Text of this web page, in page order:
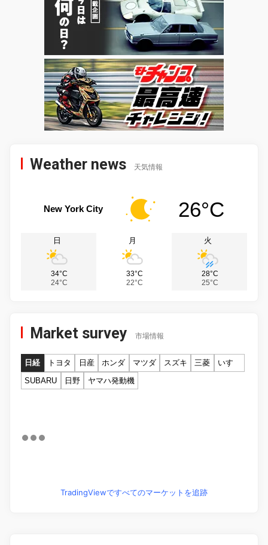
Weather news 天気情報
New York City 26°C
日
34°C
24°C
月
33°C
22°C
火
28°C
25°C
Market survey 市場情報
日経 トヨタ 日産 ホンダ マツダ スズキ 三菱
いすゞ
SUBARU
日野 ヤマハ発動機
TradingViewですべてのマーケットを追跡